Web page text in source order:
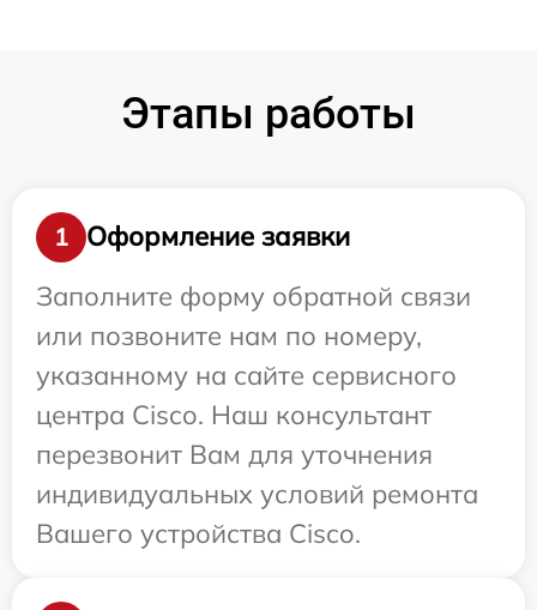
Этапы работы
1
Оформление заявки
Заполните форму обратной связи
или позвоните нам по номеру,
указанному на сайте сервисного
центра Cisco. Наш консультант
перезвонит Вам для уточнения
индивидуальных условий ремонта
Вашего устройства Cisco.